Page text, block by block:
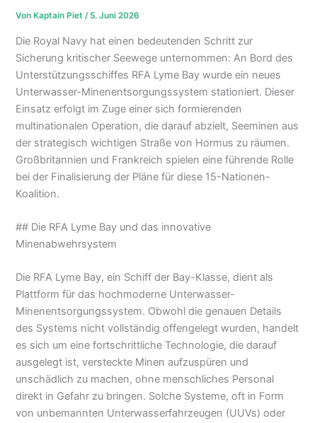
Von Kaptain Piet/ 5. Juni 2026
Die Royal Navy hat einen bedeutenden Schritt zur
Sicherung kritischer Seewege unternommen: An Bord des
Unterstützungsschiffes RFA Lyme Bay wurde ein neues
Unterwasser-Minenentsorgungssystem stationiert. Dieser
Einsatz erfolgt im Zuge einer sich formierenden
multinationalen Operation, die darauf abzielt, Seeminen aus
der strategisch wichtigen Straße von Hormus zu räumen.
Großbritannien und Frankreich spielen eine führende Rolle
bei der Finalisierung der Pläne für diese 15-Nationen-
Koalition.
## Die RFA Lyme Bay und das innovative
Minenabwehrsystem
Die RFA Lyme Bay, ein Schiff der Bay-Klasse, dient als
Plattform für das hochmoderne Unterwasser-
Minenentsorgungssystem. Obwohl die genauen Details
des Systems nicht vollständig offengelegt wurden, handelt
es sich um eine fortschrittliche Technologie, die darauf
ausgelegt ist, versteckte Minen aufzuspüren und
unschädlich zu machen, ohne menschliches Personal
direkt in Gefahr zu bringen. Solche Systeme, oft in Form
von unbemannten Unterwasserfahrzeugen (UUVs) oder